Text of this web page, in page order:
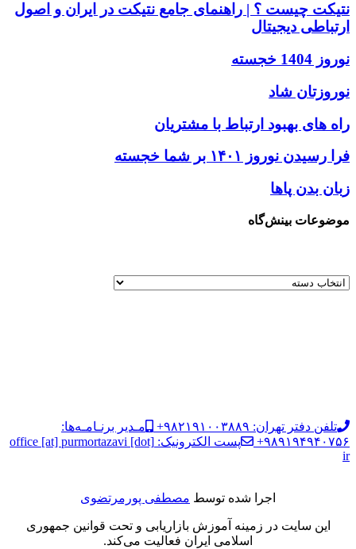
نتیکت چیست ؟ | راهنمای جامع نتیکت در ایران و اصول
ارتباطی دیجیتال
نوروز 1404 خجسته
نوروزتان شاد
راه های بهبود ارتباط با مشتریان
فرا رسیدن نوروز ۱۴۰۱ بر شما خجسته
زبان بدن پاها
موضوعات بینش‌گاه
تلفن دفتر تهران: ۹۸۲۱۹۱۰۰۳۸۸۹+
مـدیر برنـامـه‌ها:
۹۸۹۱۹۴۹۴۰۷۵۶+
پست الکترونیک: office [at] purmortazavi [dot]
ir
اجرا شده توسط مصطفی پورمرتضوی
این سایت در زمینه آموزش بازاریابی و تحت قوانین جمهوری
اسلامی ایران فعالیت می‌کند.